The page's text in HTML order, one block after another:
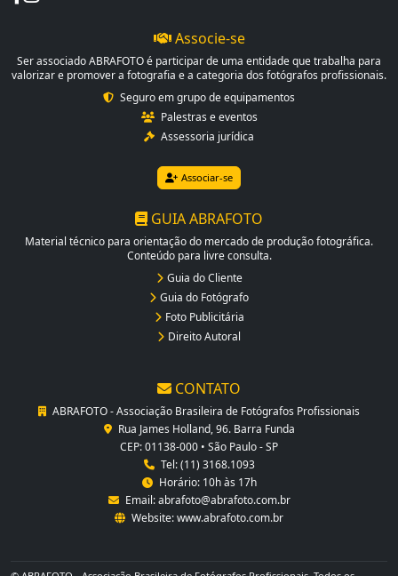
Associe-se
Ser associado ABRAFOTO é participar de uma entidade que trabalha para
valorizar e promover a fotografia e a categoria dos fotógrafos profissionais.
Seguro em grupo de equipamentos
Palestras e eventos
Assessoria jurídica
Associar-se
GUIA ABRAFOTO
Material técnico para orientação do mercado de produção fotográfica.
Conteúdo para livre consulta.
Guia do Cliente
Guia do Fotógrafo
Foto Publicitária
Direito Autoral
CONTATO
ABRAFOTO - Associação Brasileira de Fotógrafos Profissionais
Rua James Holland, 96. Barra Funda
CEP: 01138-000 • São Paulo - SP
Tel: (11) 3168.1093
Horário: 10h às 17h
Email:abrafoto@abrafoto.com.br
Website:www.abrafoto.com.br